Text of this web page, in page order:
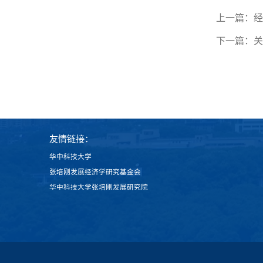
上一篇：
下一篇：
友情链接：
华中科技大学
张培刚发展经济学研究基金会
华中科技大学张培刚发展研究院